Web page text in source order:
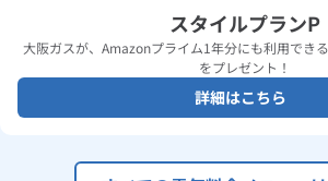
スタイルプランP
大阪ガスが、Amazonプライム1年分にも利用でき
をプレゼント！
詳細はこちら